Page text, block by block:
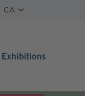
CA